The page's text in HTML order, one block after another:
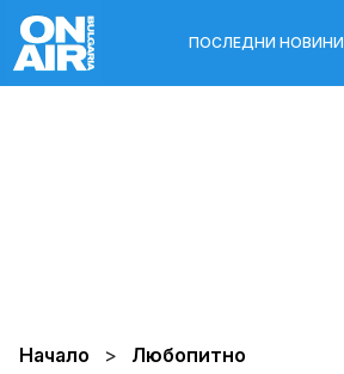
ПОСЛЕДНИ НОВИНИ
Начало Любопитно